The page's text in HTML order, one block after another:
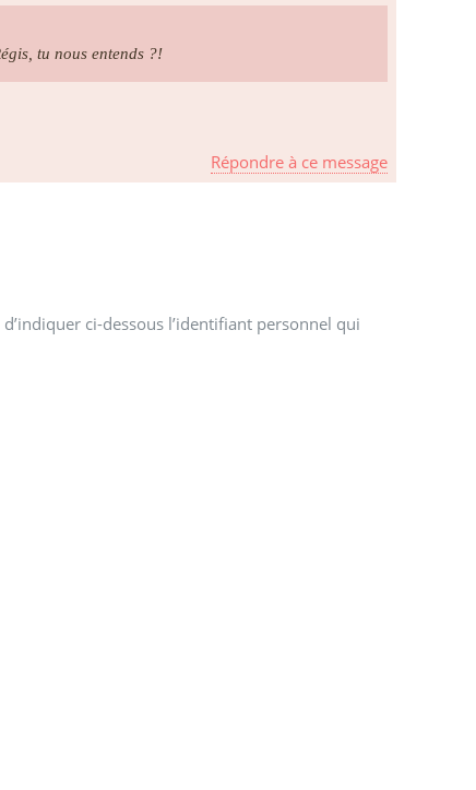
tu nous entends ?!
Répondre à ce message
ci-dessous l’identifiant personnel qui